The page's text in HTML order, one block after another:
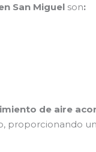
San Miguel son:
de aire
proporcionando